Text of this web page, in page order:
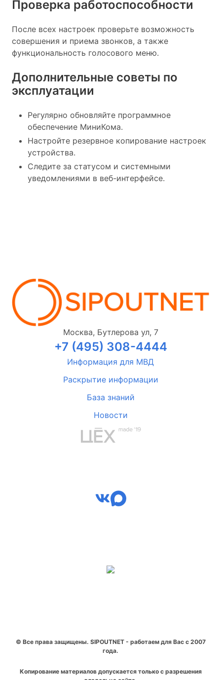
Проверка работоспособности
После всех настроек проверьте возможность
совершения и приема звонков, а также
функциональность голосового меню.
Дополнительные советы по
эксплуатации
Регулярно обновляйте программное
обеспечение МиниКома.
Настройте резервное копирование настроек
устройства.
Следите за статусом и системными
уведомлениями в веб-интерфейсе.
Москва, Бутлерова ул, 7
+7 (495) 308-4444
Информация для МВД
Раскрытие информации
База знаний
Новости
© Все права защищены. SIPOUTNET - работаем для Вас с 2007
года.
Копирование материалов допускается только с разрешения